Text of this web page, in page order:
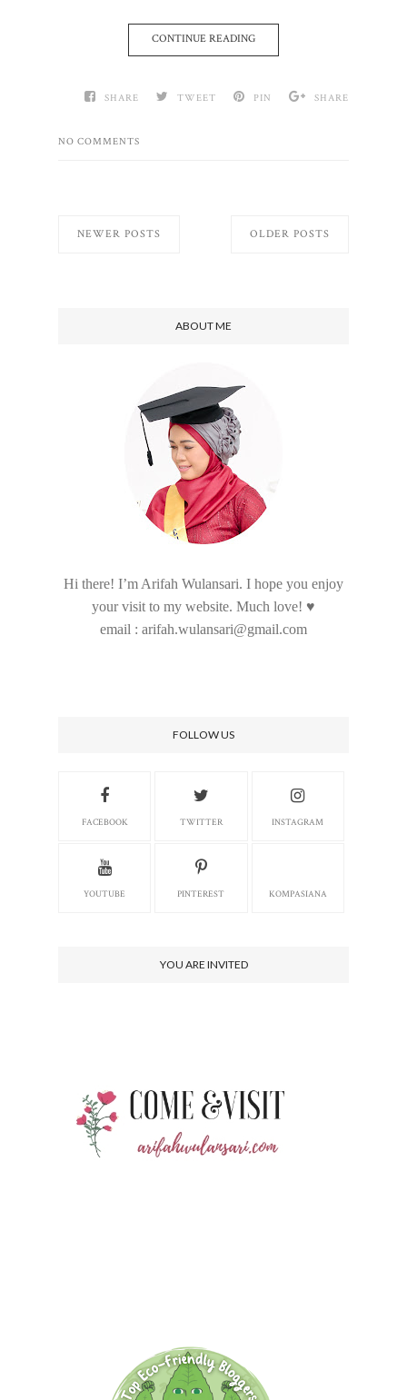
CONTINUE READING
SHARE TWEET PIN SHARE
NO COMMENTS
NEWER POSTS OLDER POSTS
ABOUT ME
Hi there! I’m Arifah Wulansari. I hope you enjoy
your visit to my website. Much love! ♥
email : arifah.wulansari@gmail.com
FOLLOW US
FACEBOOK TWITTER INSTAGRAM
YOUTUBE PINTEREST KOMPASIANA
YOU ARE INVITED